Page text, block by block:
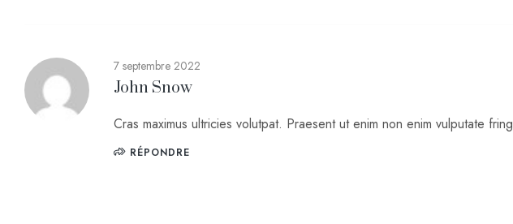
7 septembre 2022
John Snow
Cras maximus ultricies volutpat. Praesent ut enim non enim vulputate
RÉPONDRE